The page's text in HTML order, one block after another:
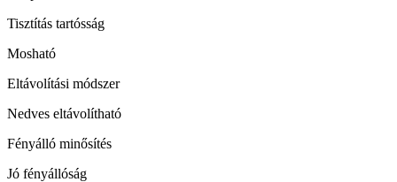
Tisztítás tartósság
Mosható
Eltávolítási módszer
Nedves eltávolítható
Fényálló minősítés
Jó fényállóság